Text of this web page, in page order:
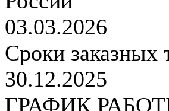
03.03.2026
Сроки заказных
30.12.2025
ГРАФИК